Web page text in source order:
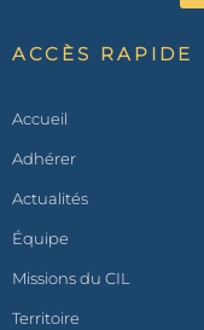
ACCÈS RAPIDE
Accueil
Adhérer
Actualités
Équipe
Missions du CIL
Territoire